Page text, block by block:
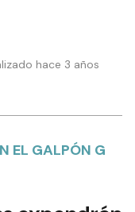
hace 3 años
EL GALPÓN G